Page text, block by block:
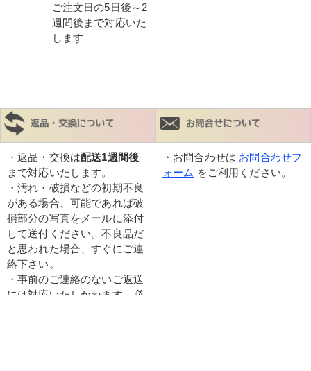
ご注文日の5日後～2
週間後まで対応いた
します
・返品・交換は配送1週間後
まで対応いたします。
・汚れ・破損などの初期不良
がある場合、可能であれば破
損部分の写真をメールに添付
して送付ください。不良品だ
と思われた場合、すぐにご連
絡下さい。
・事前のご連絡のないご返送
には対応いたしかねます。必
・お問合わせは お問合わせフ
ォーム をご利用ください。